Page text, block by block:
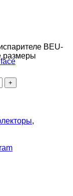
BEU-
размеры
,